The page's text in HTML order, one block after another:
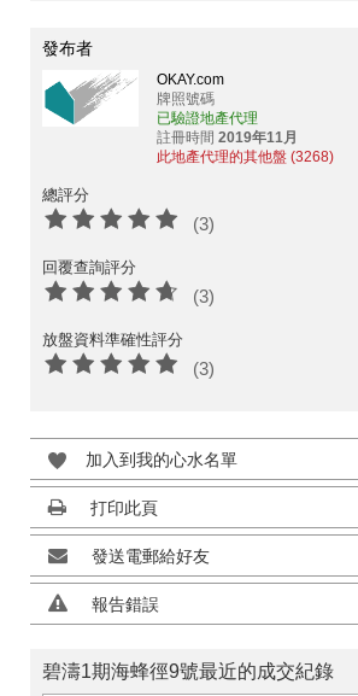
發布者
OKAY.com
牌照號碼
已驗證地產代理
註冊時間 2019年11月
此地產代理的其他盤 (3268)
總評分
(3)
回覆查詢評分
(3)
放盤資料準確性評分
(3)
加入到我的心水名單
打印此頁
發送電郵給好友
報告錯誤
碧濤1期海蜂徑9號最近的成交紀錄